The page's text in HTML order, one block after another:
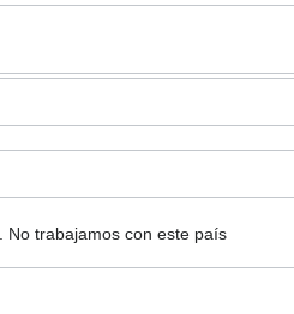
No trabajamos con este país